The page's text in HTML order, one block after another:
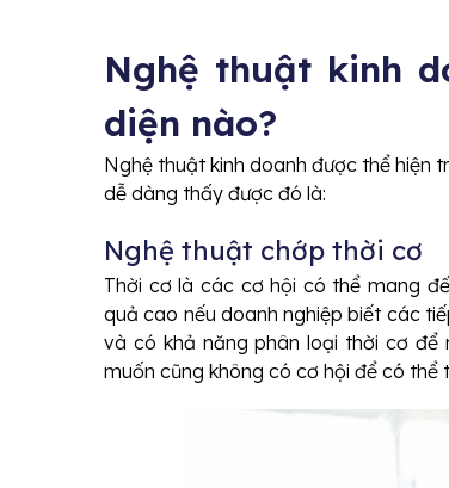
Nghệ thuật kinh
diện nào?
Nghệ thuật kinh doanh được thể hiện
dễ dàng thấy được đó là:
Nghệ thuật chớp thời cơ
Thời cơ là các cơ hội có thể mang
quả cao nếu doanh nghiệp biết các
và có khả năng phân loại thời cơ
muốn cũng không có cơ hội để có thể